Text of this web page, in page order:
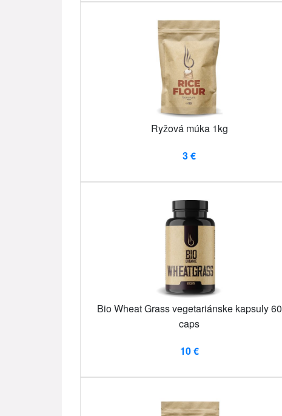
Ryžová múka 1kg
3 €
Bio Wheat Grass vegetariánske kapsuly 60
caps
10 €